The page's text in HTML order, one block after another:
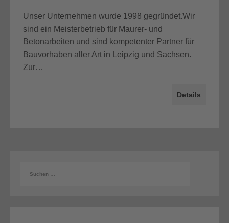
Unser Unternehmen wurde 1998 gegründet.Wir
sind ein Meisterbetrieb für Maurer- und
Betonarbeiten und sind kompetenter Partner für
Bauvorhaben aller Art in Leipzig und Sachsen.
Zur…
Details